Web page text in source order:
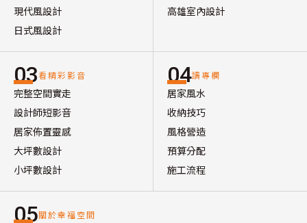
現代風設計
日式風設計
高雄室內設計
03看精彩影音
完整空間實走
設計師短影音
居家佈置靈感
大坪數設計
小坪數設計
04讀專欄
居家風水
收納技巧
風格營造
預算分配
施工流程
05關於幸福空間